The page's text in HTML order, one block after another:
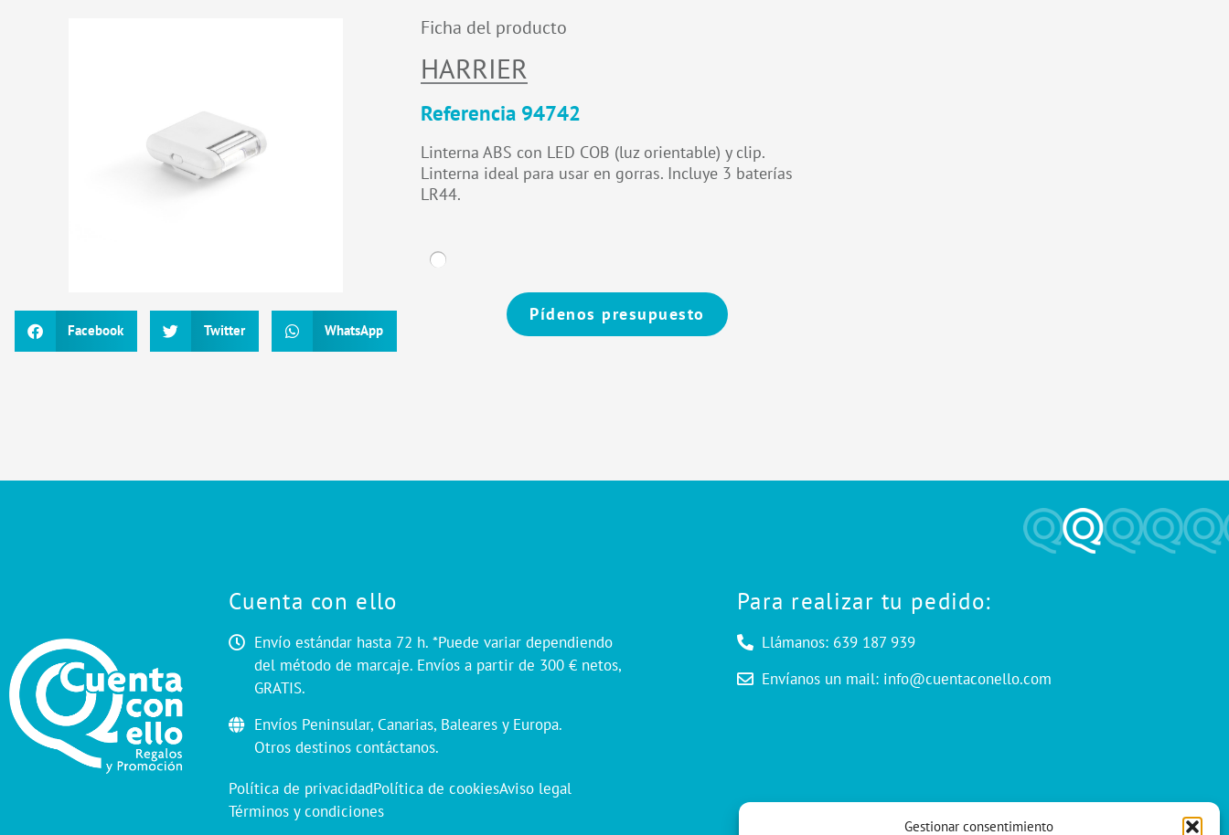
Gestionar consentimiento
Facebook Twitter WhatsApp
Ficha del producto
HARRIER
Referencia 94742
Linterna ABS con LED COB (luz orientable) y clip.
Linterna ideal para usar en gorras. Incluye 3 baterías
LR44.
Pídenos presupuesto
Cuenta con ello
Envío estándar hasta 72 h. *Puede variar dependiendo
del método de marcaje. Envíos a partir de 300 € netos,
GRATIS.
Envíos Peninsular, Canarias, Baleares y Europa.
Otros destinos contáctanos.
Política de privacidadPolítica de cookiesAviso legal
Términos y condiciones
Para realizar tu pedido:
Llámanos: 639 187 939
Envíanos un mail: info@cuentaconello.com